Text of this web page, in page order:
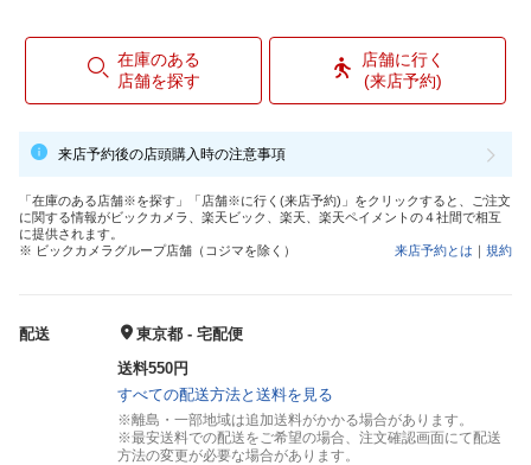
在庫のある
店舗を探す
店舗に行く
(来店予約)
来店予約後の店頭購入時の注意事項
「在庫のある店舗※を探す」「店舗※に行く(来店予約)」をクリックすると、ご注文
に関する情報がビックカメラ、楽天ビック、楽天、楽天ペイメントの４社間で相互
に提供されます。
※ ビックカメラグループ店舗（コジマを除く）
来店予約とは ｜ 規約
配送
東京都 - 宅配便
送料550円
すべての配送方法と送料を見る
※離島・一部地域は追加送料がかかる場合があります。
※最安送料での配送をご希望の場合、注文確認画面にて配送
方法の変更が必要な場合があります。